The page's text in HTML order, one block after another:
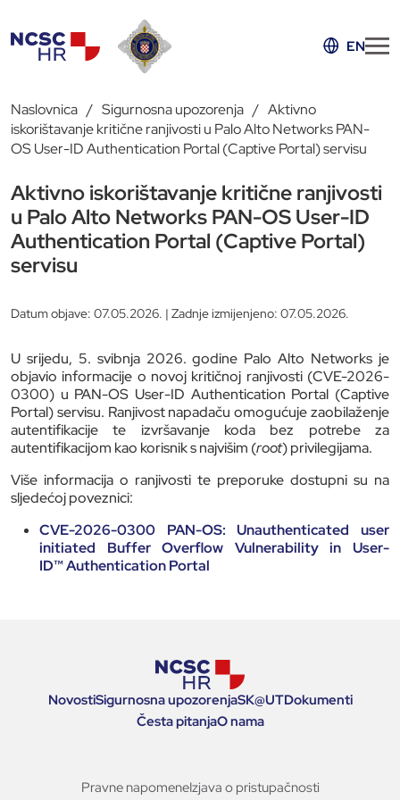
EN
Naslovnica Sigurnosna upozorenja
Aktivno
iskorištavanje kritične ranjivosti u Palo Alto Networks PAN-
OS User-ID Authentication Portal (Captive Portal) servisu
Aktivno iskorištavanje kritične ranjivosti
u Palo Alto Networks PAN-OS User-ID
Authentication Portal (Captive Portal)
servisu
Datum objave: 07.05.2026. | Zadnje izmijenjeno: 07.05.2026.
U srijedu, 5. svibnja 2026. godine Palo Alto Networks je
objavio informacije o novoj kritičnoj ranjivosti (CVE-2026-
0300) u PAN-OS User-ID Authentication Portal (Captive
Portal) servisu. Ranjivost napadaču omogućuje zaobilaženje
autentifikacije te izvršavanje koda bez potrebe za
autentifikacijom kao korisnik s najvišim (root) privilegijama.
Više informacija o ranjivosti te preporuke dostupni su na
sljedećoj poveznici:
CVE-2026-0300 PAN-OS: Unauthenticated user
initiated Buffer Overflow Vulnerability in User-
ID™ Authentication Portal
NovostiSigurnosna upozorenjaSK@UTDokumenti
Česta pitanjaO nama
Pravne napomeneIzjava o pristupačnosti